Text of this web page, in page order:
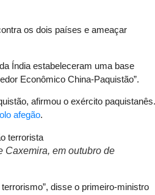
os dois países e ameaçar
Índia estabeleceram uma base
Econômico China-Paquistão”.
afirmou o exército paquistanês.
afegão.
Caxemira, em outubro de
disse o primeiro-ministro